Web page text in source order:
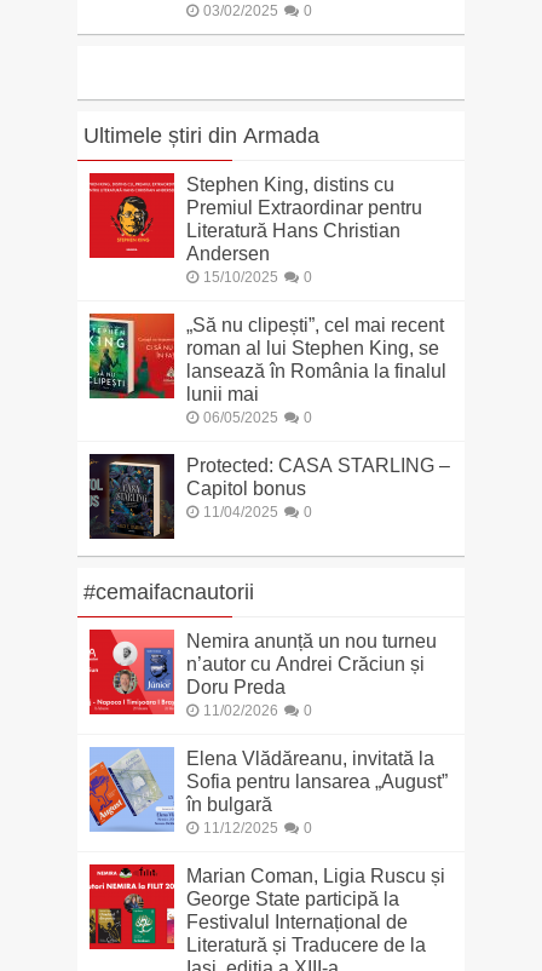
03/02/2025 0
Ultimele știri din Armada
Stephen King, distins cu
Premiul Extraordinar pentru
Literatură Hans Christian
Andersen
15/10/2025 0
„Să nu clipești”, cel mai recent
roman al lui Stephen King, se
lansează în România la finalul
lunii mai
06/05/2025 0
Protected: CASA STARLING –
Capitol bonus
11/04/2025 0
#cemaifacnautorii
Nemira anunță un nou turneu
n’autor cu Andrei Crăciun și
Doru Preda
11/02/2026 0
Elena Vlădăreanu, invitată la
Sofia pentru lansarea „August”
în bulgară
11/12/2025 0
Marian Coman, Ligia Ruscu și
George State participă la
Festivalul Internațional de
Literatură și Traducere de la